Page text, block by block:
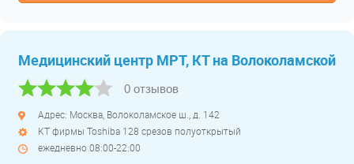
Медицинский центр МРТ, КТ на Волоколамской
0 отзывов
Адрес: Москва, Волоколамское ш., д. 142
КТ фирмы Toshiba 128 срезов полуоткрытый
ежедневно 08:00-22:00